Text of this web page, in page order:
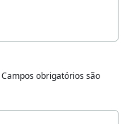
Campos obrigatórios são